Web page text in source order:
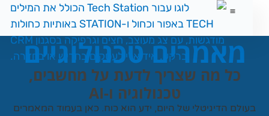
מאמרים טכנולוגיים
כל מה שצריך לדעת על מחשבים,
טכנולוגיה ו-AI
הדיגיטלי של היום, ידע הוא כוח. כאן בעמוד המאמרים